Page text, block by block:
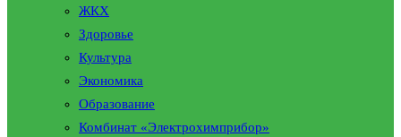
ЖКХ
Здоровье
Культура
Экономика
Образование
Комбинат «Электрохимприбор»